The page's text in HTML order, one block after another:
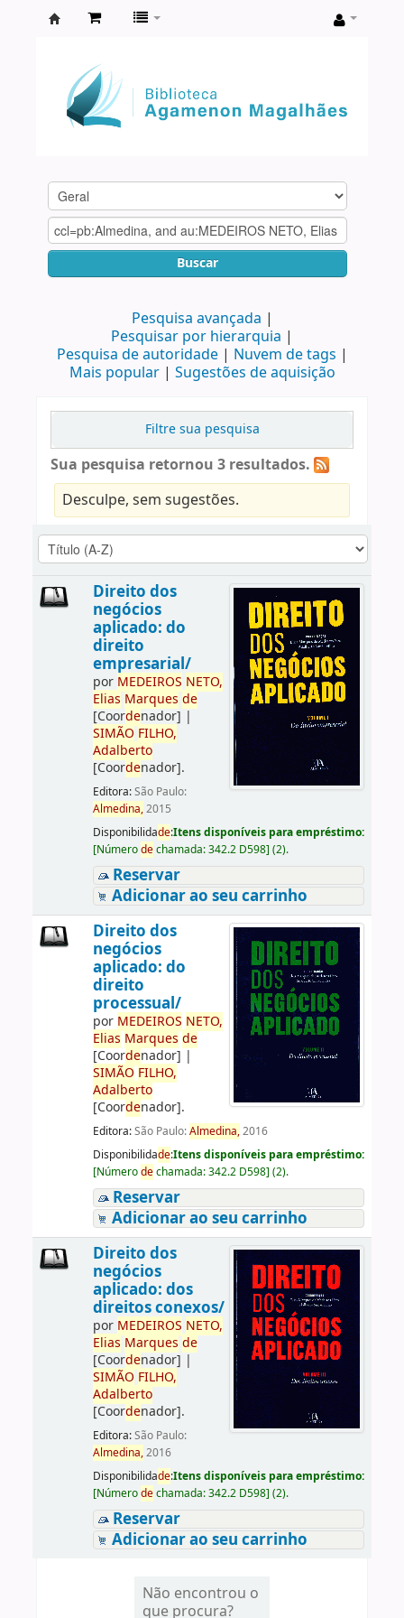
Agamenon
Magalhães
Buscar
Pesquisa avançada
Pesquisar por hierarquia
Pesquisa de autoridade
Nuvem de tags
Mais popular
Sugestões de aquisição
Filtre sua pesquisa
Sua pesquisa retornou 3 resultados.
Desculpe, sem sugestões.
Direito dos
negócios
aplicado: do
direito
empresarial/
por MEDEIROS NETO,
Elias Marques de
[Coordenador] |
SIMÃO FILHO,
Adalberto
[Coordenador].
Editora:São Paulo:
Almedina,2015
Disponibilidade:Itens disponíveis para empréstimo:
[Númerodechamada:342.2 D598] (2).
Reservar
Adicionar ao seu carrinho
Direito dos
negócios
aplicado: do
direito
processual/
por MEDEIROS NETO,
Elias Marques de
[Coordenador] |
SIMÃO FILHO,
Adalberto
[Coordenador].
Editora:São Paulo:Almedina,2016
Disponibilidade:Itens disponíveis para empréstimo:
[Númerodechamada:342.2 D598] (2).
Reservar
Adicionar ao seu carrinho
Direito dos
negócios
aplicado: dos
direitos conexos/
por MEDEIROS NETO,
Elias Marques de
[Coordenador] |
SIMÃO FILHO,
Adalberto
[Coordenador].
Editora:São Paulo:
Almedina,2016
Disponibilidade:Itens disponíveis para empréstimo:
[Númerodechamada:342.2 D598] (2).
Reservar
Adicionar ao seu carrinho
Não encontrou o
que procura?